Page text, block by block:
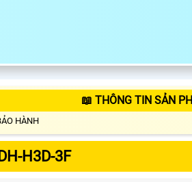
📖 THÔNG TIN SẢN
HÀNH
H3D-3F